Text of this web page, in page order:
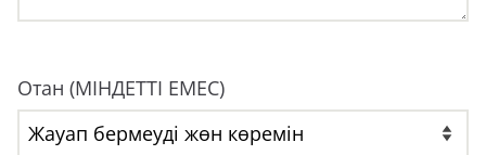
Отан (МІНДЕТТІ ЕМЕС)